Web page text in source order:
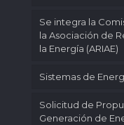
Se integra la
la Asociación de
la Energía (ARIAE)
Sistemas de
Solicitud de
Generación de